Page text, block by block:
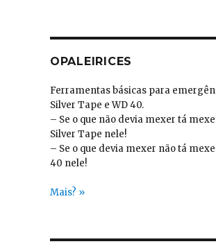
OPALEIRICES
Ferramentas básicas para
Silver Tape e WD 40.
– Se o que não devia mexer tá
Silver Tape nele!
– Se o que devia mexer não tá
40 nele!
Mais? »